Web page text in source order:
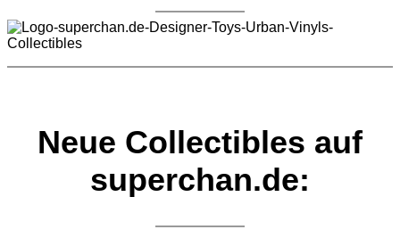
Neue Collectibles auf
superchan.de: